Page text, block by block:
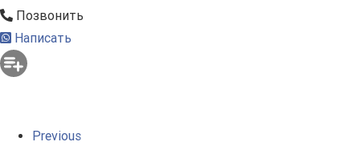
Позвонить
Написать
Previous